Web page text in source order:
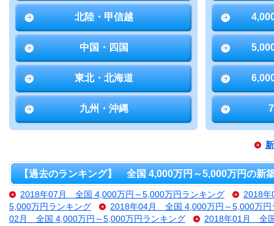
北陸・甲信越
中国・四国
東北・北海道
九州・沖縄
【過去のランキング】 全国 4,000万円～5,000万円の新
2018年07月 全国 4,000万円～5,000万円ランキング
2018
5,000万円ランキング
2018年04月 全国 4,000万円～5,000万円
02月 全国 4,000万円～5,000万円ランキング
2018年01月 全